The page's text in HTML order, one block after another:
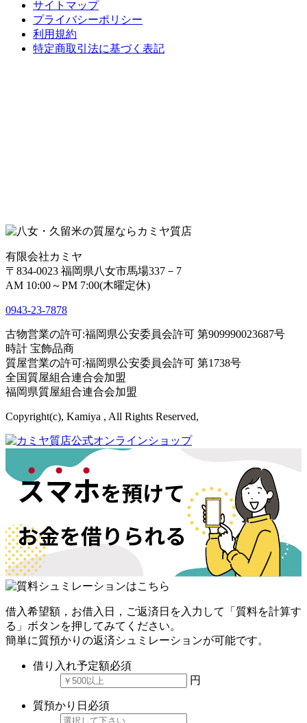
サイトマップ
プライバシーポリシー
利用規約
特定商取引法に基づく表記
有限会社カミヤ
〒834-0023 福岡県八女市馬場337－7
AM 10:00～PM 7:00(木曜定休)
0943-23-7878
古物営業の許可:福岡県公安委員会許可 第909990023687号
時計 宝飾品商
質屋営業の許可:福岡県公安委員会許可 第1738号
全国質屋組合連合会加盟
福岡県質屋組合連合会加盟
Copyright(c), Kamiya , All Rights Reserved,
借入希望額，お借入日，ご返済日を入力して「質料を計算す
る」ボタンを押してみてください。
簡単に質預かりの返済シュミレーションが可能です。
借り入れ予定額必須
円
質預かり日 必須